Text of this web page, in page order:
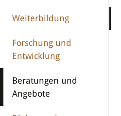
Weiterbildung
Forschung und
Entwicklung
Beratungen und
Angebote